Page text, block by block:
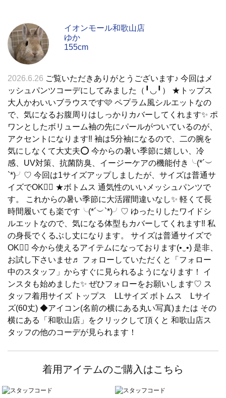
イオンモール和歌山店
ゆか
155cm
2026.6.26 ご覧いただきありがとうございます♪ 今回はメ
ッシュパンツコーデにしてみました（╹◡╹） ★トップス
大人かわいいブラウスです🩷 ペプラム風シルエットなの
で、気になるお腹周りはしっかりカバーしてくれます✨ ポ
ワンとしたボリューム袖の先にパールがついているのが、
アクセントになります‼️ 袖は5分袖になるので、二の腕を
気にしなくて大丈夫⭕️ 今からの暑い季節に嬉しい、冷
感、UV対策、抗菌防臭、イージーケアの機能付き╰(*´︶
`*)╯♡ 今回は1サイズアップしましたが、サイズは普通サ
イズでOK🙆‍♀️ ★ボトムス 通気性のいいメッシュパンツで
す。 これからの暑い季節に大活躍間違いなし✨ 軽くて長
時間履いても楽です╰(*´︶`*)╯♡ ゆったりしたワイドシ
ルエットなので、気になる体型もカバーしてくれます‼️ 私
の身長でくるぶし丈になります。 サイズは普通サイズで
OK🙆‍♀️ 今から使えるアイテムになっております(•‿•) 是非、
お試し下さいませ♬ フォローしていただくと「フォロー
中のスタッフ」からすぐに見られるようになります！ イ
ンスタも始めました✨ ぜひフォローをお願いします♡ ス
タッフ着用サイズ トップス LLサイズ ボトムス Lサイ
ズ(60丈) ◆アイコン(名前の横にある丸い写真)または その
横にある「和歌山店」をクリックして頂くと 和歌山店ス
タッフの他のコーデが見られます！
着用アイテムのご購入はこちら